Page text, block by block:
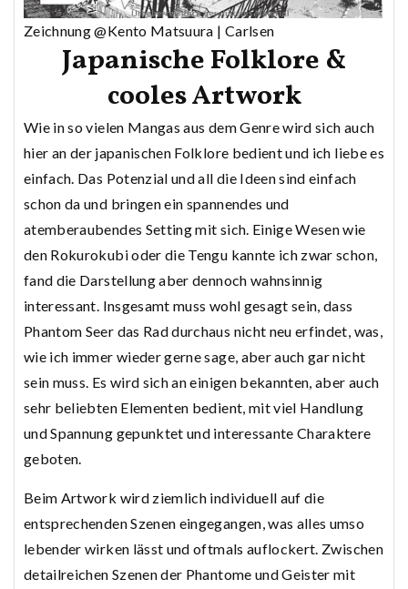
Zeichnung @Kento Matsuura | Carlsen
Japanische Folklore &
cooles Artwork
Wie in so vielen Mangas aus dem Genre wird sich auch
hier an der japanischen Folklore bedient und ich liebe es
einfach. Das Potenzial und all die Ideen sind einfach
schon da und bringen ein spannendes und
atemberaubendes Setting mit sich. Einige Wesen wie
den Rokurokubi oder die Tengu kannte ich zwar schon,
fand die Darstellung aber dennoch wahnsinnig
interessant. Insgesamt muss wohl gesagt sein, dass
Phantom Seer das Rad durchaus nicht neu erfindet, was,
wie ich immer wieder gerne sage, aber auch gar nicht
sein muss. Es wird sich an einigen bekannten, aber auch
sehr beliebten Elementen bedient, mit viel Handlung
und Spannung gepunktet und interessante Charaktere
geboten.
Beim Artwork wird ziemlich individuell auf die
entsprechenden Szenen eingegangen, was alles umso
lebender wirken lässt und oftmals auflockert. Zwischen
detailreichen Szenen der Phantome und Geister mit